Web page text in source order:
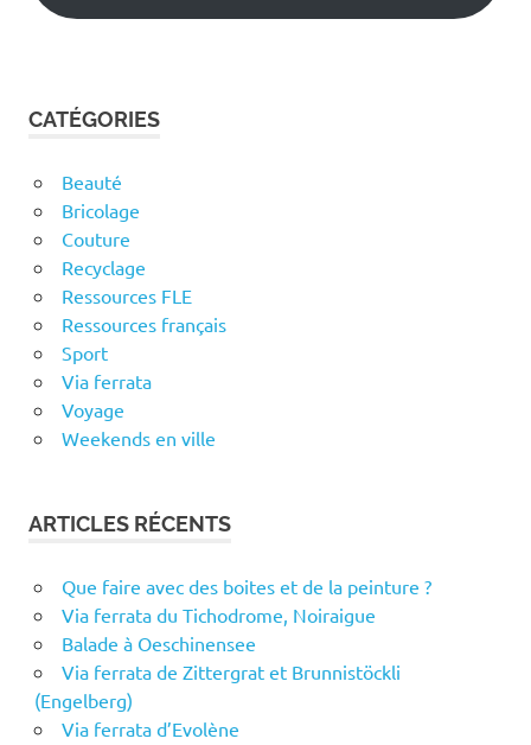
CATÉGORIES
Beauté
Bricolage
Couture
Recyclage
Ressources FLE
Ressources français
Sport
Via ferrata
Voyage
Weekends en ville
ARTICLES RÉCENTS
Que faire avec des boites et de la peinture ?
Via ferrata du Tichodrome, Noiraigue
Balade à Oeschinensee
Via ferrata de Zittergrat et Brunnistöckli
(Engelberg)
Via ferrata d’Evolène